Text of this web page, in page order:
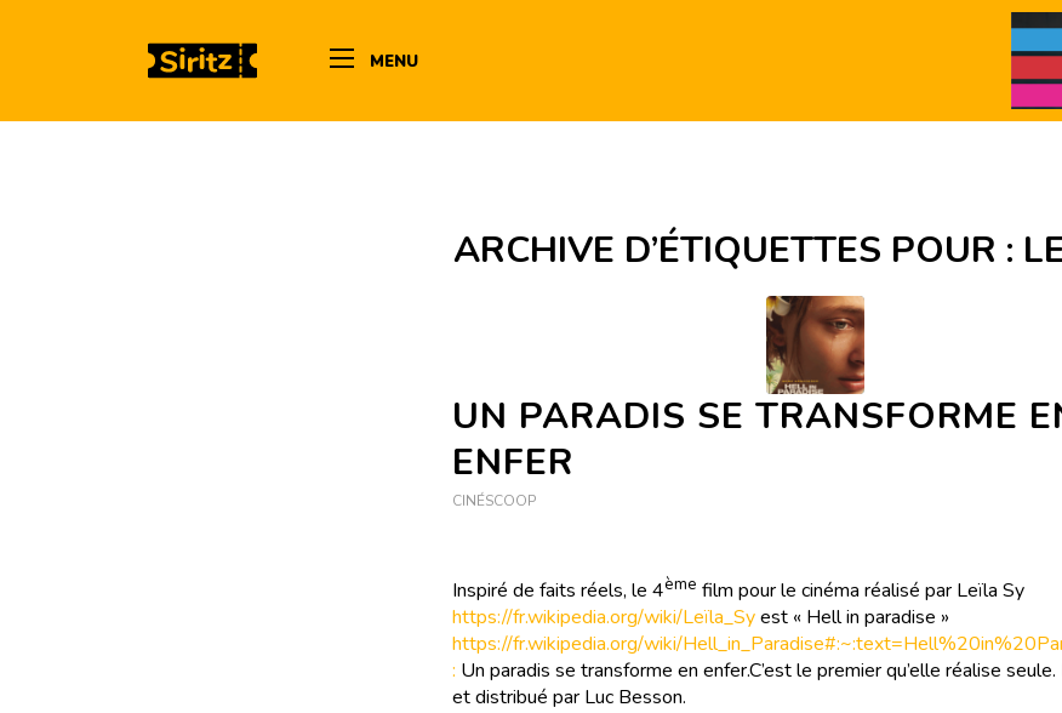
MENU
ARCHIVE D’ÉTIQUETTES POUR :
UN PARADIS SE TRANSFORME
ENFER
CINÉSCOOP
Inspiré de faits réels, le 4ème film pour le cinéma réalisé par Leïla Sy
https://fr.wikipedia.org/wiki/Leïla_Syest « Hell in paradise »
https://fr.wikipedia.org/wiki/
: Un paradis se transforme en enfer.C’est le premier qu’elle réalise
et distribué par Luc Besson.